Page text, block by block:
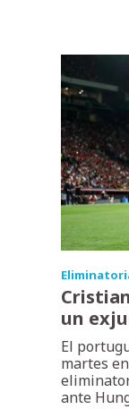
un
El
martes
ante